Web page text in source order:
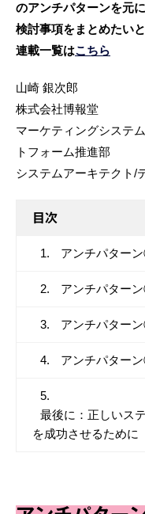
のアンチパターンを元
検討事項をまとめたいと
連載一覧はこちら
山崎 銀次郎
株式会社博報堂
マーケティングシステ
トフォーム推進部
システムアーキテクト/
目次
アンチパター
アンチパター
アンチパター
アンチパター
最後に：正しいス
を成功させるために